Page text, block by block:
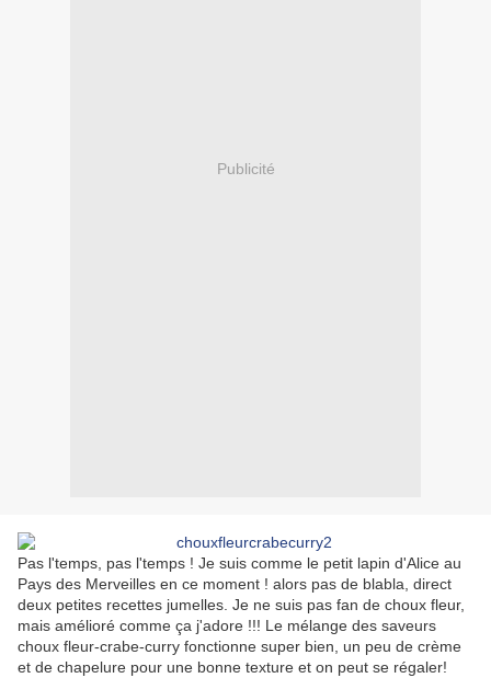
Publicité
Pas l'temps, pas l'temps ! Je suis comme le petit lapin d'Alice au
Pays des Merveilles en ce moment ! alors pas de blabla, direct
deux petites recettes jumelles. Je ne suis pas fan de choux fleur,
mais amélioré comme ça j'adore !!! Le mélange des saveurs
choux fleur-crabe-curry fonctionne super bien, un peu de crème
et de chapelure pour une bonne texture et on peut se régaler!